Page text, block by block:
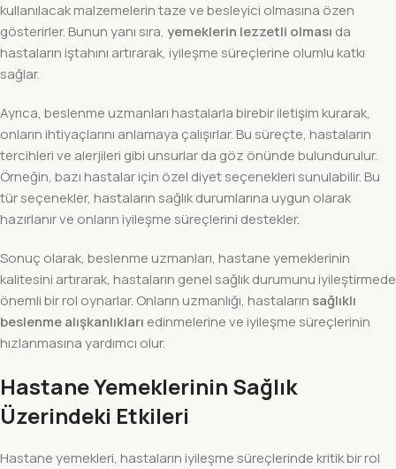
kullanılacak malzemelerin taze ve besleyici olmasına özen
gösterirler. Bunun yanı sıra, yemeklerin lezzetli olması da
hastaların iştahını artırarak, iyileşme süreçlerine olumlu katkı
sağlar.
Ayrıca, beslenme uzmanları hastalarla birebir iletişim kurarak,
onların ihtiyaçlarını anlamaya çalışırlar. Bu süreçte, hastaların
tercihleri ve alerjileri gibi unsurlar da göz önünde bulundurulur.
Örneğin, bazı hastalar için özel diyet seçenekleri sunulabilir. Bu
tür seçenekler, hastaların sağlık durumlarına uygun olarak
hazırlanır ve onların iyileşme süreçlerini destekler.
Sonuç olarak, beslenme uzmanları, hastane yemeklerinin
kalitesini artırarak, hastaların genel sağlık durumunu iyileştirmede
önemli bir rol oynarlar. Onların uzmanlığı, hastaların sağlıklı
beslenme alışkanlıkları edinmelerine ve iyileşme süreçlerinin
hızlanmasına yardımcı olur.
Hastane Yemeklerinin Sağlık
Üzerindeki Etkileri
Hastane yemekleri, hastaların iyileşme süreçlerinde kritik bir rol